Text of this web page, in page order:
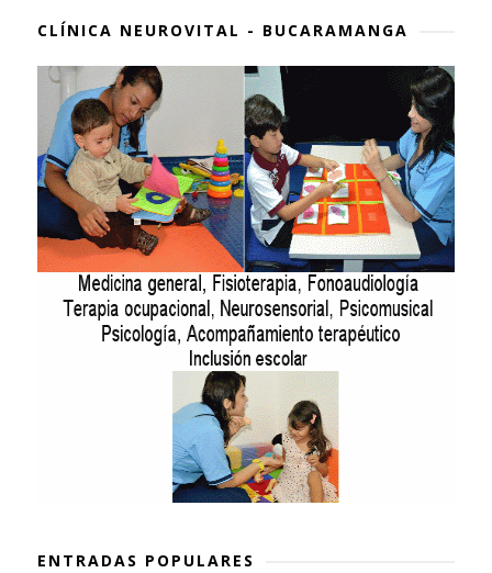
CLÍNICA NEUROVITAL - BUCARAMANGA
ENTRADAS POPULARES